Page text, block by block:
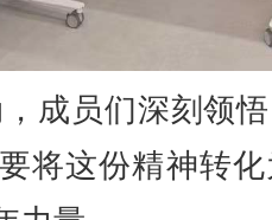
成员们深刻领
将这份精神转